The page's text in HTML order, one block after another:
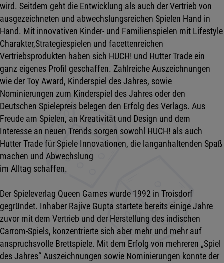
wird. Seitdem geht die Entwicklung als auch der Vertrieb von
ausgezeichneten und abwechslungsreichen Spielen Hand in
Hand. Mit innovativen Kinder- und Familienspielen mit Lifestyle
Charakter,Strategiespielen und facettenreichen
Vertriebsprodukten haben sich HUCH! und Hutter Trade ein
ganz eigenes Profil geschaffen. Zahlreiche Auszeichnungen
wie der Toy Award, Kinderspiel des Jahres, sowie
Nominierungen zum Kinderspiel des Jahres oder den
Deutschen Spielepreis belegen den Erfolg des Verlags. Aus
Freude am Spielen, an Kreativität und Design und dem
Interesse an neuen Trends sorgen sowohl HUCH! als auch
Hutter Trade für Spiele Innovationen, die langanhaltenden Spaß
machen und Abwechslung
im Alltag schaffen.
Der Spieleverlag Queen Games wurde 1992 in Troisdorf
gegründet. Inhaber Rajive Gupta startete bereits einige Jahre
zuvor mit dem Vertrieb und der Herstellung des indischen
Carrom-Spiels, konzentrierte sich aber mehr und mehr auf
anspruchsvolle Brettspiele. Mit dem Erfolg von mehreren „Spiel
des Jahres“ Auszeichnungen sowie Nominierungen konnte der